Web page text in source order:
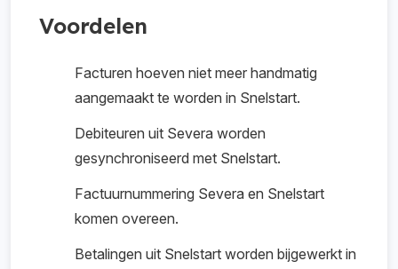
Voordelen
Facturen hoeven niet meer handmatig
aangemaakt te worden in Snelstart.
Debiteuren uit Severa worden
gesynchroniseerd met Snelstart.
Factuurnummering Severa en Snelstart
komen overeen.
Betalingen uit Snelstart worden bijgewerkt in